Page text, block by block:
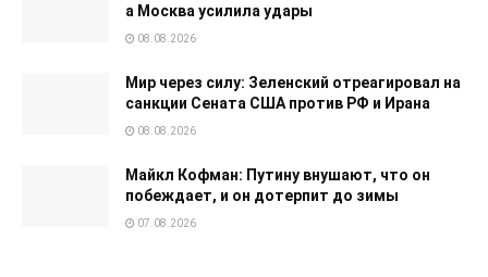
а Москва усилила удары
08.08.2026
Мир через силу: Зеленский отреагировал на
санкции Сената США против РФ и Ирана
08.08.2026
Майкл Кофман: Путину внушают, что он
побеждает, и он дотерпит до зимы
07.08.2026